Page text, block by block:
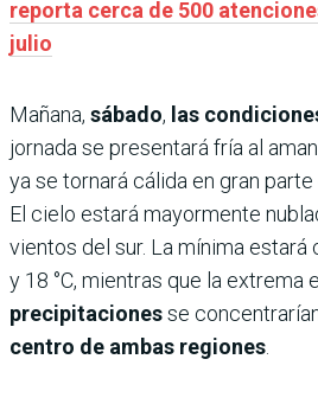
reporta cerca de 500
julio
Mañana, sábado, las
jornada se presentará fría al
ya se tornará cálida en gran
El cielo estará mayormente
vientos del sur. La mínima
y 18 °C, mientras que la extrema
precipitacionesse
centro de ambas regiones.